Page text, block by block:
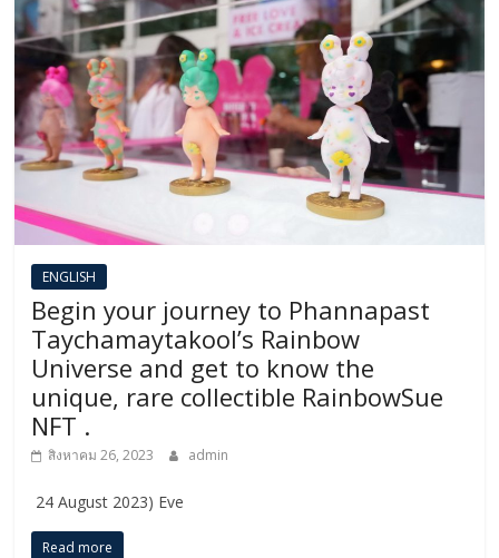
ENGLISH​
Begin your journey to Phannapast
Taychamaytakool’s Rainbow
Universe and get to know the
unique, rare collectible RainbowSue
NFT .
สิงหาคม 26, 2023 admin
24 August 2023) Eve
Read more